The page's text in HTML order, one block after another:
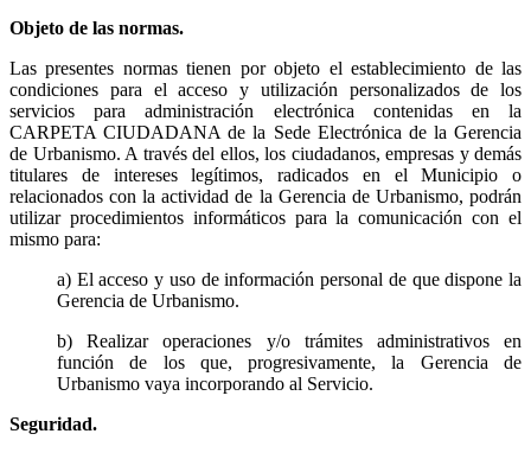
Objeto de las normas.
Las presentes normas tienen por objeto el establecimiento de las
condiciones para el acceso y utilización personalizados de los
servicios para administración electrónica contenidas en la
CARPETA CIUDADANA de la Sede Electrónica de la Gerencia
de Urbanismo. A través del ellos, los ciudadanos, empresas y demás
titulares de intereses legítimos, radicados en el Municipio o
relacionados con la actividad de la Gerencia de Urbanismo, podrán
utilizar procedimientos informáticos para la comunicación con el
mismo para:
a) El acceso y uso de información personal de que dispone la
Gerencia de Urbanismo.
b) Realizar operaciones y/o trámites administrativos en
función de los que, progresivamente, la Gerencia de
Urbanismo vaya incorporando al Servicio.
Seguridad.